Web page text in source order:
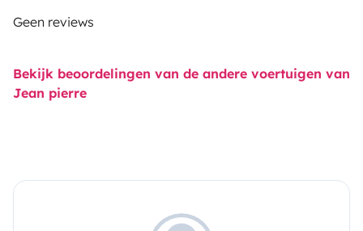
Geen reviews
Bekijk beoordelingen van de andere voertuigen van
Jean pierre